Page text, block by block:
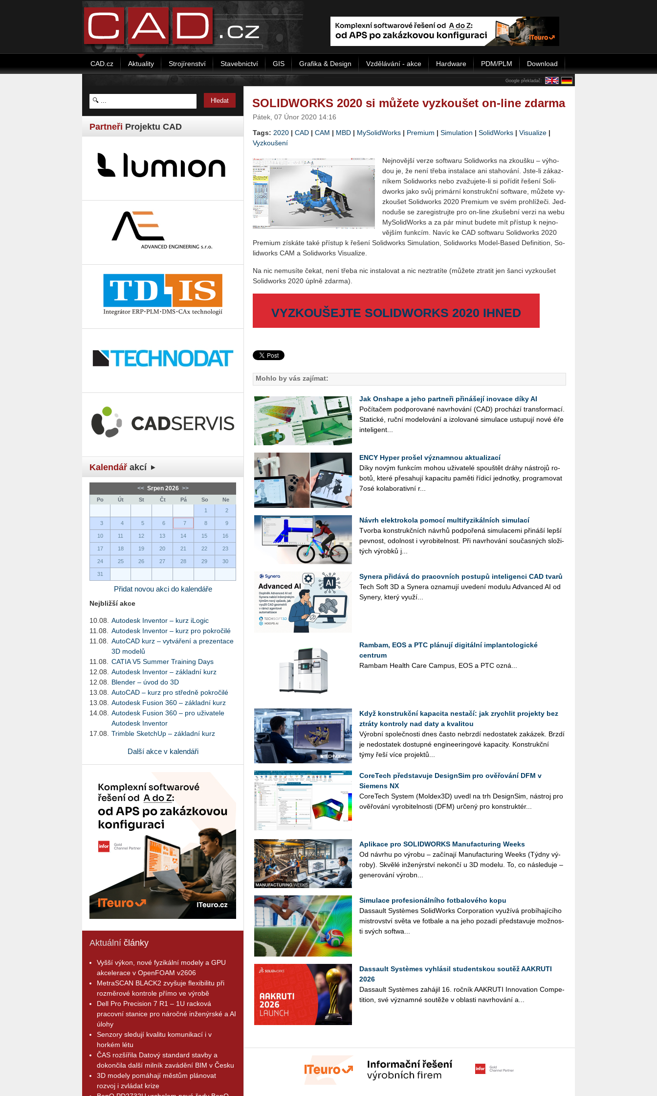
CAD.cz Aktuality Strojírenství Stavebnictví GIS Grafika & Design Vzdělávání - akce Hardware PDM/PLM Download
Google překladač:
Partneři Projektu CAD
Kalendář akcí
<< Srpen 2026 >>
Po Út St Čt Pá So
Ne
1
2
3 4 5 6 7 8 9
10 11 12 13 14 15 16
17 18 19 20 21 22 23
24 25 26 27 28 29 30
31
Přidat novou akci do kalendáře
Nejbližší akce
10.08.
Autodesk Inventor – kurz iLogic
11.08.
Autodesk Inventor – kurz pro pokročilé
11.08.
AutoCAD kurz – vytváření a prezentace
3D modelů
11.08.
CATIA V5 Summer Training Days
12.08.
Autodesk Inventor – základní kurz
12.08.
Blender – úvod do 3D
13.08.
AutoCAD – kurz pro středně pokročilé
13.08.
Autodesk Fusion 360 – základní kurz
14.08.
Autodesk Fusion 360 – pro uživatele
Autodesk Inventor
17.08.
Trimble SketchUp – základní kurz
Další akce v kalendáři
Aktuální články
Vyšší výkon, nové fyzikální modely a GPU
akcelerace v OpenFOAM v2606
MetraSCAN BLACK2 zvyšuje flexibilitu při
rozměrové kontrole přímo ve výrobě
Dell Pro Precision 7 R1 – 1U racková
pracovní stanice pro náročné inženýrské a AI
úlohy
Senzory sledují kvalitu komunikací i v
horkém létu
ČAS rozšířila Datový standard stavby a
dokončila další milník zavádění BIM v Česku
3D modely pomáhají městům plánovat
rozvoj i zvládat krize
SOLIDWORKS 2020 si můžete vyzkoušet on-line zdarma
Pátek, 07 Únor 2020 14:16
Tags: 2020 | CAD | CAM | MBD | MySolidWorks | Premium | Simulation | SolidWorks | Visualize |
Vyzkoušení
Nej­no­věj­ší verze soft­wa­ru So­li­dworks na zkouš­ku – vý­ho­
dou je, že není třeba in­sta­la­ce ani sta­ho­vá­ní. Jste-li zá­kaz­
ní­kem So­li­dworks nebo zva­žu­je­te-li si po­ří­dit ře­še­ní So­li­
dworks jako svůj pri­már­ní kon­strukč­ní soft­ware, mů­že­te vy­
zkou­šet So­li­dworks 2020 Pre­mi­um ve svém pro­hlí­že­či. Jed­
no­du­še se za­re­gis­truj­te pro on-line zku­šeb­ní verzi na webu
My­So­li­dWorks a za pár minut bu­de­te mít pří­stup k nej­no­
věj­ším funk­cím. Navíc ke CAD soft­wa­ru So­li­dworks 2020
Pre­mi­um zís­ká­te také pří­stup k ře­še­ní So­li­dworks Si­mu­lati­on, So­li­dworks Model-Based De­fi­ni­ti­on, So­
li­dworks CAM a So­li­dworks Vi­su­a­li­ze.
Na nic ne­mu­sí­te čekat, není třeba nic in­sta­lo­vat a nic ne­ztra­tí­te (mů­že­te ztra­tit jen šanci vy­zkou­šet
So­li­dworks 2020 úplně zdar­ma).
VYZKOUŠEJTE SOLIDWORKS 2020 IHNED
Mohlo by vás zajímat:
Jak Onshape a jeho partneři přinášejí inovace díky AI
Po­čí­ta­čem pod­po­ro­va­né na­vr­ho­vá­ní (CAD) pro­chá­zí trans­for­ma­cí.
Sta­tic­ké, ruční mo­de­lo­vá­ní a izo­lo­va­né si­mu­la­ce ustu­pu­jí nové éře
in­te­li­gent­...
ENCY Hyper prošel významnou aktualizací
Díky novým funk­cím mohou uži­va­te­lé spouš­tět dráhy ná­stro­jů ro­
bo­tů, které pře­sa­hu­jí ka­pa­ci­tu pa­mě­ti ří­di­cí jed­not­ky, pro­gra­mo­vat
7osé ko­la­bo­ra­tiv­ní r...
Návrh elektrokola pomocí multifyzikálních simulací
Tvor­ba kon­strukč­ních ná­vrhů pod­po­ře­ná si­mu­la­ce­mi při­ná­ší lepší
pev­nost, odol­nost i vy­ro­bi­tel­nost. Při na­vr­ho­vá­ní sou­čas­ných slo­ži­
tých vý­rob­ků j...
Synera přidává do pracovních postupů inteligenci CAD tvarů
Tech Soft 3D a Sy­ne­ra ozna­mu­jí uve­de­ní mo­du­lu Advan­ced AI od
Sy­ne­ry, který vy­u­ží...
Rambam, EOS a PTC plánují digitální implantologické
centrum
Rambam Health Care Campus, EOS a PTC ozná­...
Když konstrukční kapacita nestačí: jak zrychlit projekty bez
ztráty kontroly nad daty a kvalitou
Vý­rob­ní spo­leč­nos­ti dnes často ne­brz­dí ne­do­sta­tek za­ká­zek. Brzdí
je ne­do­sta­tek do­stup­né en­gi­nee­rin­go­vé ka­pa­ci­ty. Kon­strukč­ní
týmy řeší více pro­jek­tů...
CoreTech představuje DesignSim pro ověřování DFM v
Siemens NX
Co­re­Tech Sys­tem (Mol­dex­3D) uvedl na trh De­sign­Sim, ná­stroj pro
ově­řo­vá­ní vy­ro­bi­tel­nos­ti (DFM) ur­če­ný pro kon­struk­té­r...
Aplikace pro SOLIDWORKS Manufacturing Weeks
Od ná­vr­hu po vý­ro­bu – za­čí­na­jí Ma­nu­factu­ring Weeks (Týdny vý­
ro­by). Skvě­lé in­že­nýr­ství ne­kon­čí u 3D mo­de­lu. To, co ná­sle­du­je –
ge­ne­ro­vá­ní vý­rob­n...
Simulace profesionálního fotbalového kopu
Das­sault Sys­tè­mes So­lid­Works Cor­po­rati­on vy­u­ží­vá pro­bí­ha­jí­cí­ho
mi­s­trov­ství světa ve fot­ba­le a na jeho po­za­dí před­sta­vu­je mož­nos­
ti svých soft­wa­...
Dassault Systèmes vyhlásil studentskou soutěž AAKRUTI
2026
Das­sault Sys­tè­mes za­há­jil 16. roč­ník AA­KRU­TI In­no­vati­on Com­pe­
ti­ti­on, své vý­znam­né sou­tě­že v ob­las­ti na­vr­ho­vá­ní a...